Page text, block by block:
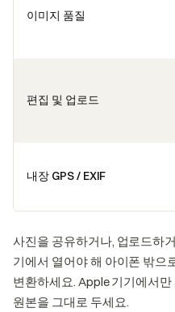
이미지 품질
편집 및 업로드
내장 GPS / EXIF
사진을 공유하거나, 업로드하
기에서 열어야 해 아이폰 밖으
변환하세요. Apple 기기에서
원본을 그대로 두세요.